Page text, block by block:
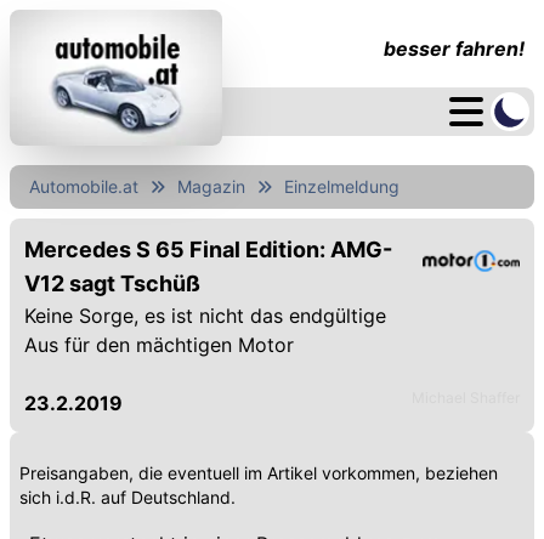
besser fahren!
Automobile.at Magazin Einzelmeldung
Mercedes S 65 Final Edition: AMG-
V12 sagt Tschüß
Keine Sorge, es ist nicht das endgültige
Aus für den mächtigen Motor
23.2.2019
Preisangaben, die eventuell im Artikel vorkommen, beziehen
sich i.d.R. auf Deutschland.